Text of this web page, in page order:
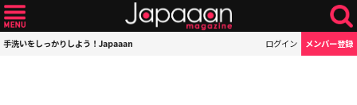
手洗いをしっかりしよう！Japaaan ログイン メンバー登録